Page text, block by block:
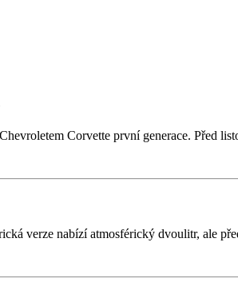
Corvette první generace. Před
verze nabízí atmosférický dvoulitr, ale